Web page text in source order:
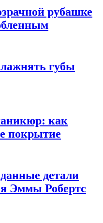
рубашке
губы
как
покрытие
детали
Эммы Робертс